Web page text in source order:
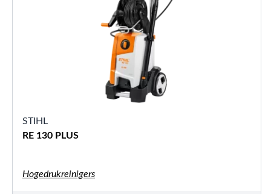
STIHL
RE 130 PLUS
Hogedrukreinigers